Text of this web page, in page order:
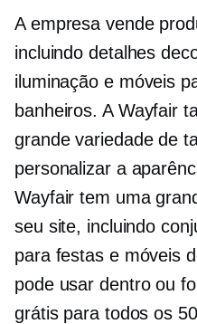
A empresa vende
incluindo detalhes
iluminação e móveis
banheiros. A Wayfair
grande variedade de
personalizar a
Wayfair tem uma
seu site, incluindo
para festas e móveis
pode usar dentro ou
grátis para todos os